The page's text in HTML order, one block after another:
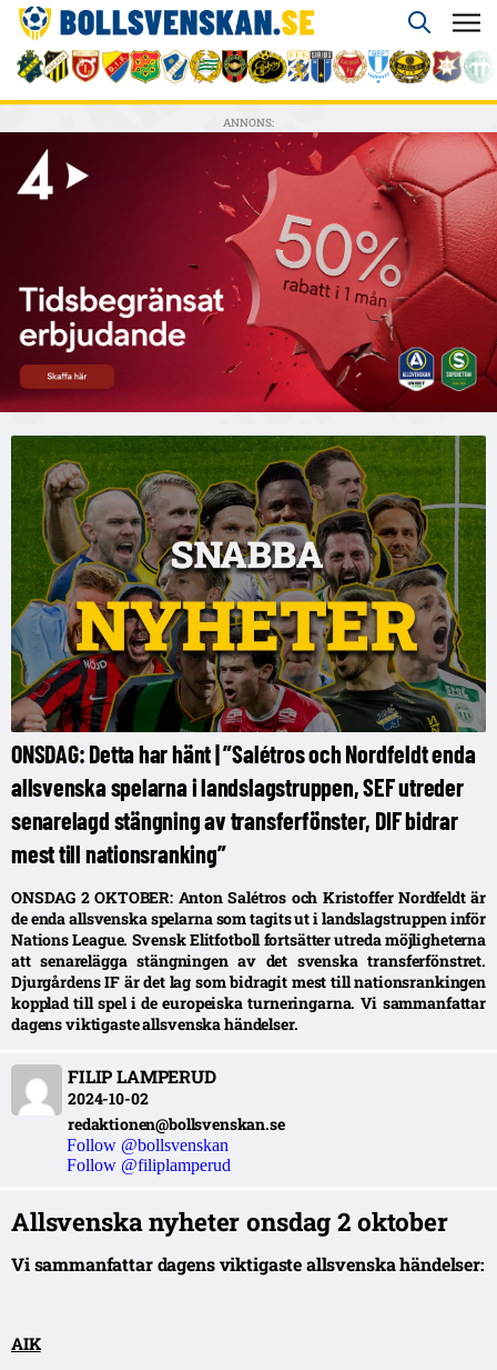
ANNONS:
ONSDAG: Detta har hänt | ”Salétros och Nordfeldt enda
allsvenska spelarna i landslagstruppen, SEF utreder
senarelagd stängning av transferfönster, DIF bidrar
mest till nationsranking”
ONSDAG 2 OKTOBER: Anton Salétros och Kristoffer Nordfeldt är
de enda allsvenska spelarna som tagits ut i landslagstruppen inför
Nations League. Svensk Elitfotboll fortsätter utreda möjligheterna
att senarelägga stängningen av det svenska transferfönstret.
Djurgårdens IF är det lag som bidragit mest till nationsrankingen
kopplad till spel i de europeiska turneringarna. Vi sammanfattar
dagens viktigaste allsvenska händelser.
FILIP LAMPERUD
2024-10-02
redaktionen@bollsvenskan.se
Follow @bollsvenskan
Follow @filiplamperud
Allsvenska nyheter onsdag 2 oktober
Vi sammanfattar dagens viktigaste allsvenska händelser:
AIK